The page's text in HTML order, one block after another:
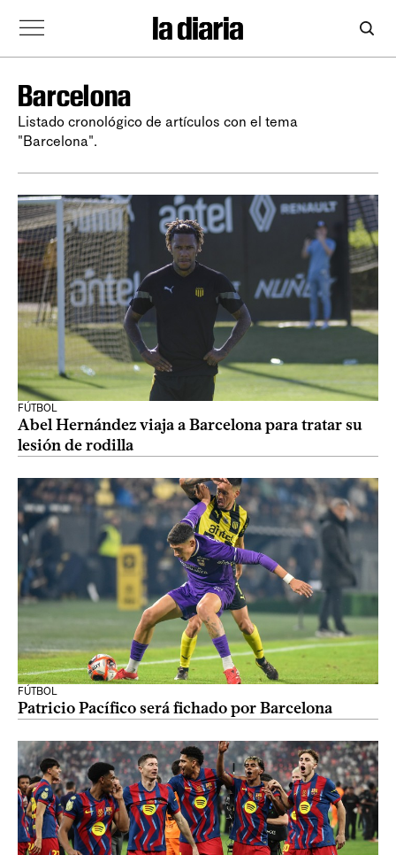
Barcelona
Listado cronológico de artículos con el tema
"Barcelona".
FÚTBOL
Abel Hernández viaja a Barcelona para tratar su
lesión de rodilla
FÚTBOL
Patricio Pacífico será fichado por Barcelona